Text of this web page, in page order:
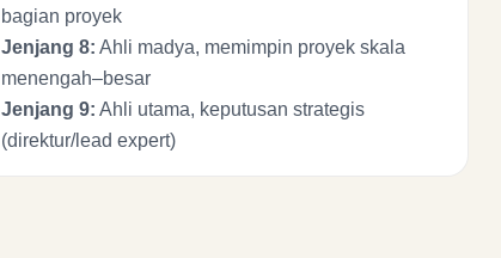
bagian proyek
Jenjang 8: Ahli madya, memimpin proyek skala
menengah–besar
Jenjang 9: Ahli utama, keputusan strategis
(direktur/lead expert)